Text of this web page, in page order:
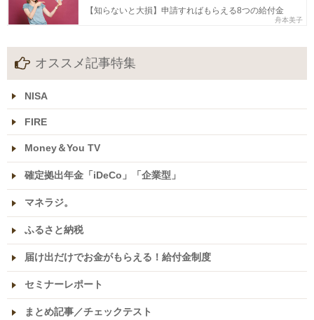
【知らないと大損】申請すればもらえる8つの給付金
舟本美子
オススメ記事特集
NISA
FIRE
Money＆You TV
確定拠出年金「iDeCo」「企業型」
マネラジ。
ふるさと納税
届け出だけでお金がもらえる！給付金制度
セミナーレポート
まとめ記事／チェックテスト